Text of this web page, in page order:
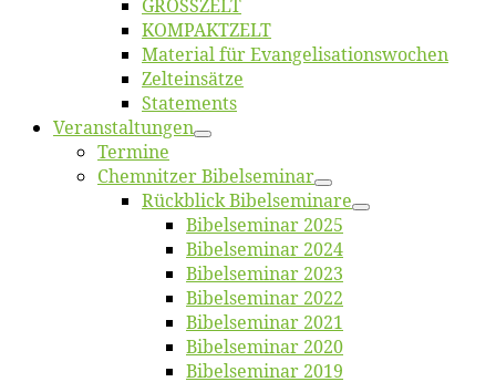
GROSSZELT
KOMPAKTZELT
Ma­te­ri­al für Evangelisationswochen
Zelt­ein­sät­ze
State­ments
Ver­an­stal­tun­gen
Ter­mi­ne
Chemnit­zer Bibelseminar
Rück­blick Bibelseminare
Bi­bel­se­mi­nar 2025
Bi­bel­se­mi­nar 2024
Bi­bel­se­mi­nar 2023
Bi­bel­se­mi­nar 2022
Bi­bel­se­mi­nar 2021
Bi­bel­se­mi­nar 2020
Bi­bel­se­mi­nar 2019